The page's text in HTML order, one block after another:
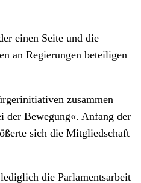
einen Seite und die
an Regierungen beteiligen
zusammen
der Bewegung«. Anfang der
sich die Mitgliedschaft
die Parlamentsarbeit